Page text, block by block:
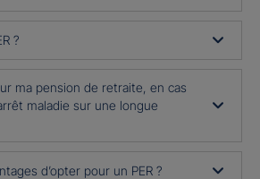
?
ma pension de retraite, en cas
maladie sur une longue
d’opter pour un PER ?